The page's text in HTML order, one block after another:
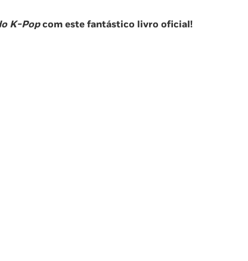
K-Popcom este fantástico livro oficial!